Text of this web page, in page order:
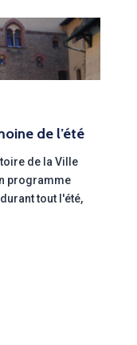
de l’été
de la Ville
programme
tout l'été,